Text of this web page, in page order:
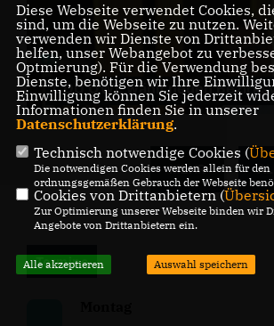
CDU OWL wählt neuen
MEHR
Termine
Diese Webseite verwendet Cookies,
sind, um die Webseite zu nutzen.
verwenden wir Dienste von
helfen, unser Webangebot zu
Optmierung). Für die Verwendung
Dienste, benötigen wir Ihre
Einwilligung können Sie jederzeit
Informationen finden Sie in unserer
Datenschutzerklärung.
Technisch notwendige Cookies (
Die notwendigen Cookies werden allein für den
ordnungsgemäßen Gebrauch der Webseite
Cookies von Drittanbietern (
Zur Optimierung unserer Webseite binden wir
Angebote von Drittanbietern ein.
Alle akzeptieren Auswahl speichern